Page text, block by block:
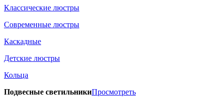
Классические люстры
Современные люстры
Каскадные
Детские люстры
Кольца
Подвесные светильникиПросмотреть